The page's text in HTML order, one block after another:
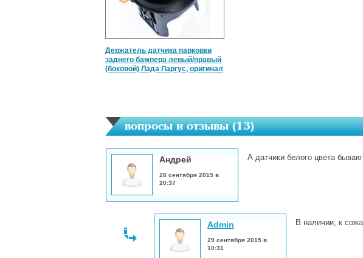
Держатель датчика парковки
заднего бампера левый/правый
(боковой) Лада Ларгус, оригинал
вопросы и отзывы (13)
Андрей
28 сентября 2015 в
20:37
А датчики белого цвета
Admin
29 сентября 2015 в
10:31
В наличии, к